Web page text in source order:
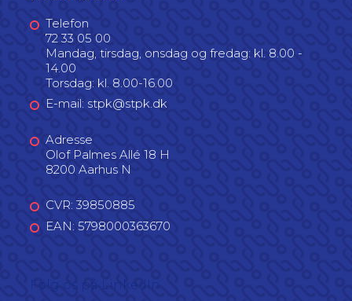
Telefon
72 33 05 00
Mandag, tirsdag, onsdag og fredag: kl. 8.00 -
14.00
Torsdag: kl. 8.00-16.00
E-mail: stpk@stpk.dk
Adresse
Olof Palmes Allé 18 H
8200 Aarhus N
CVR: 39850885
EAN: 5798000363670